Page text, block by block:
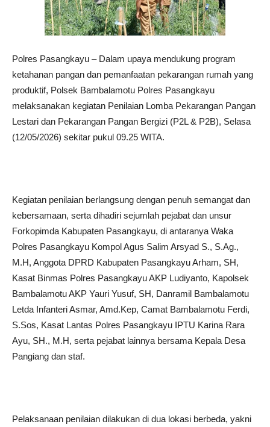
Polres Pasangkayu – Dalam upaya mendukung program
ketahanan pangan dan pemanfaatan pekarangan rumah yang
produktif, Polsek Bambalamotu Polres Pasangkayu
melaksanakan kegiatan Penilaian Lomba Pekarangan Pangan
Lestari dan Pekarangan Pangan Bergizi (P2L & P2B), Selasa
(12/05/2026) sekitar pukul 09.25 WITA.
Kegiatan penilaian berlangsung dengan penuh semangat dan
kebersamaan, serta dihadiri sejumlah pejabat dan unsur
Forkopimda Kabupaten Pasangkayu, di antaranya Waka
Polres Pasangkayu Kompol Agus Salim Arsyad S., S.Ag.,
M.H, Anggota DPRD Kabupaten Pasangkayu Arham, SH,
Kasat Binmas Polres Pasangkayu AKP Ludiyanto, Kapolsek
Bambalamotu AKP Yauri Yusuf, SH, Danramil Bambalamotu
Letda Infanteri Asmar, Amd.Kep, Camat Bambalamotu Ferdi,
S.Sos, Kasat Lantas Polres Pasangkayu IPTU Karina Rara
Ayu, SH., M.H, serta pejabat lainnya bersama Kepala Desa
Pangiang dan staf.
Pelaksanaan penilaian dilakukan di dua lokasi berbeda, yakni